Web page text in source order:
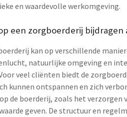
en waardevolle werkomgeving.
een zorgboerderij
kan op verschillende
natuurlijke omgeving en
veel cliënten biedt de
kunnen ontspannen en zich
de boerderij, zoals het verzorgen
geven. De structuur en